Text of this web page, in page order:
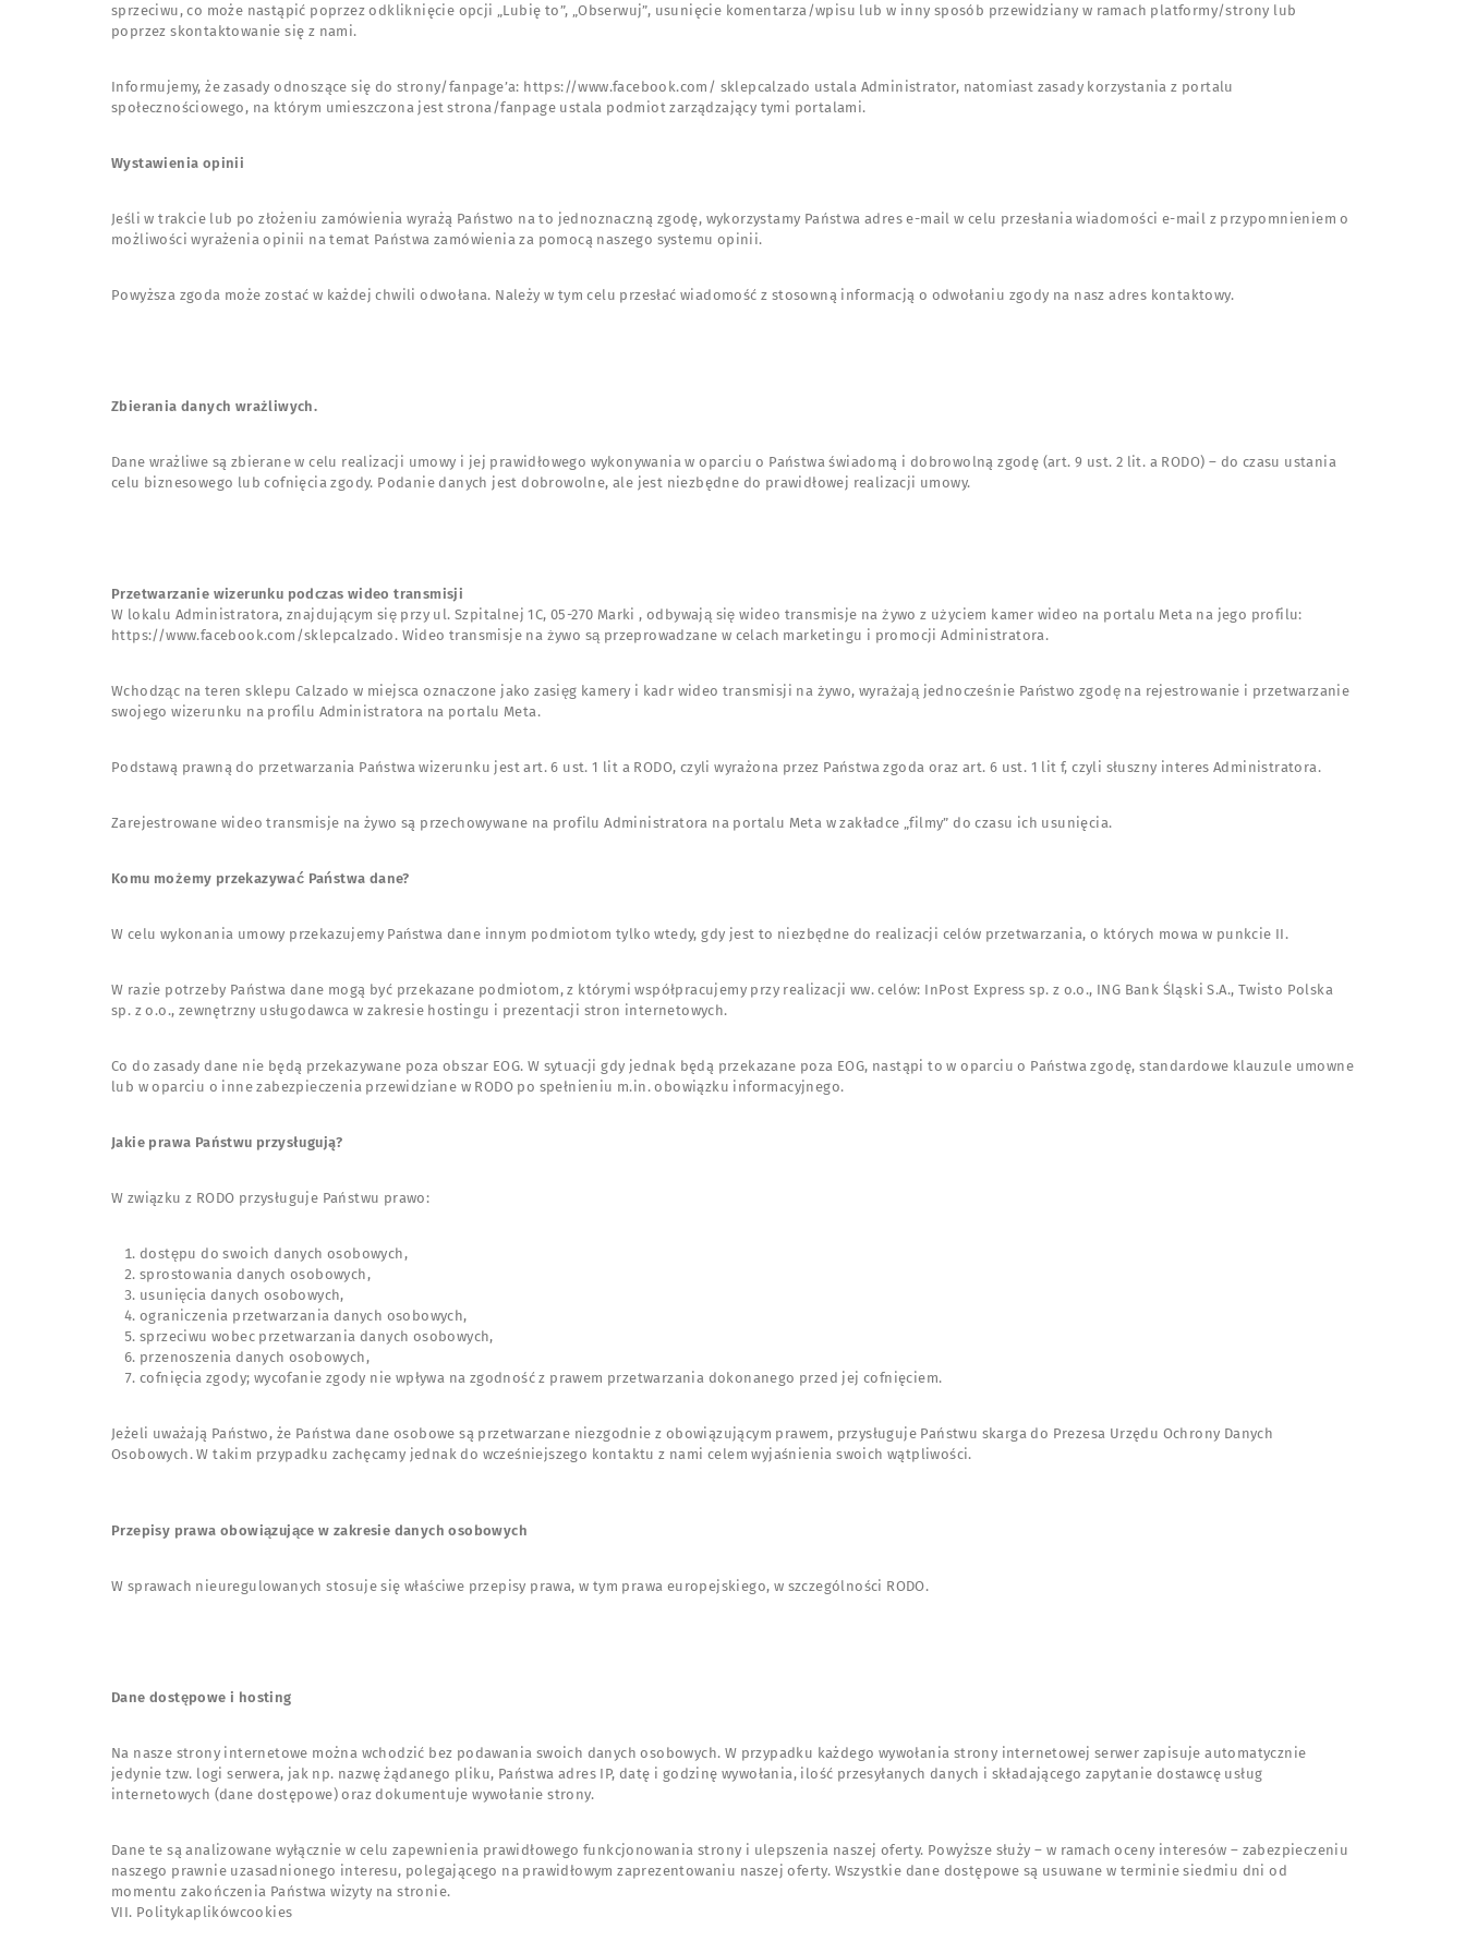
sprzeciwu, co może nastąpić poprzez odkliknięcie opcji „Lubię to”, „Obserwuj”, usunięcie komentarza/wpisu lub w inny sposób przewidziany w ramach platformy/strony lub
poprzez skontaktowanie się z nami.
Informujemy, że zasady odnoszące się do strony/fanpage’a: https://www.facebook.com/ sklepcalzado ustala Administrator, natomiast zasady korzystania z portalu
społecznościowego, na którym umieszczona jest strona/fanpage ustala podmiot zarządzający tymi portalami.
Wystawienia opinii
Jeśli w trakcie lub po złożeniu zamówienia wyrażą Państwo na to jednoznaczną zgodę, wykorzystamy Państwa adres e-mail w celu przesłania wiadomości e-mail z przypomnieniem o
możliwości wyrażenia opinii na temat Państwa zamówienia za pomocą naszego systemu opinii.
Powyższa zgoda może zostać w każdej chwili odwołana. Należy w tym celu przesłać wiadomość z stosowną informacją o odwołaniu zgody na nasz adres kontaktowy.
Zbierania danych wrażliwych.
Dane wrażliwe są zbierane w celu realizacji umowy i jej prawidłowego wykonywania w oparciu o Państwa świadomą i dobrowolną zgodę (art. 9 ust. 2 lit. a RODO) – do czasu ustania
celu biznesowego lub cofnięcia zgody. Podanie danych jest dobrowolne, ale jest niezbędne do prawidłowej realizacji umowy.
Przetwarzanie wizerunku podczas wideo transmisji
W lokalu Administratora, znajdującym się przy ul. Szpitalnej 1C, 05-270 Marki , odbywają się wideo transmisje na żywo z użyciem kamer wideo na portalu Meta na jego profilu:
https://www.facebook.com/sklepcalzado. Wideo transmisje na żywo są przeprowadzane w celach marketingu i promocji Administratora.
Wchodząc na teren sklepu Calzado w miejsca oznaczone jako zasięg kamery i kadr wideo transmisji na żywo, wyrażają jednocześnie Państwo zgodę na rejestrowanie i przetwarzanie
swojego wizerunku na profilu Administratora na portalu Meta.
Podstawą prawną do przetwarzania Państwa wizerunku jest art. 6 ust. 1 lit a RODO, czyli wyrażona przez Państwa zgoda oraz art. 6 ust. 1 lit f, czyli słuszny interes Administratora.
Zarejestrowane wideo transmisje na żywo są przechowywane na profilu Administratora na portalu Meta w zakładce „filmy” do czasu ich usunięcia.
Komu możemy przekazywać Państwa dane?
W celu wykonania umowy przekazujemy Państwa dane innym podmiotom tylko wtedy, gdy jest to niezbędne do realizacji celów przetwarzania, o których mowa w punkcie II.
W razie potrzeby Państwa dane mogą być przekazane podmiotom, z którymi współpracujemy przy realizacji ww. celów: InPost Express sp. z o.o., ING Bank Śląski S.A., Twisto Polska
sp. z o.o., zewnętrzny usługodawca w zakresie hostingu i prezentacji stron internetowych.
Co do zasady dane nie będą przekazywane poza obszar EOG. W sytuacji gdy jednak będą przekazane poza EOG, nastąpi to w oparciu o Państwa zgodę, standardowe klauzule umowne
lub w oparciu o inne zabezpieczenia przewidziane w RODO po spełnieniu m.in. obowiązku informacyjnego.
Jakie prawa Państwu przysługują?
W związku z RODO przysługuje Państwu prawo:
dostępu do swoich danych osobowych,
sprostowania danych osobowych,
usunięcia danych osobowych,
ograniczenia przetwarzania danych osobowych,
sprzeciwu wobec przetwarzania danych osobowych,
przenoszenia danych osobowych,
cofnięcia zgody; wycofanie zgody nie wpływa na zgodność z prawem przetwarzania dokonanego przed jej cofnięciem.
Jeżeli uważają Państwo, że Państwa dane osobowe są przetwarzane niezgodnie z obowiązującym prawem, przysługuje Państwu skarga do Prezesa Urzędu Ochrony Danych
Osobowych. W takim przypadku zachęcamy jednak do wcześniejszego kontaktu z nami celem wyjaśnienia swoich wątpliwości.
Przepisy prawa obowiązujące w zakresie danych osobowych
W sprawach nieuregulowanych stosuje się właściwe przepisy prawa, w tym prawa europejskiego, w szczególności RODO.
Dane dostępowe i hosting
Na nasze strony internetowe można wchodzić bez podawania swoich danych osobowych. W przypadku każdego wywołania strony internetowej serwer zapisuje automatycznie
jedynie tzw. logi serwera, jak np. nazwę żądanego pliku, Państwa adres IP, datę i godzinę wywołania, ilość przesyłanych danych i składającego zapytanie dostawcę usług
internetowych (dane dostępowe) oraz dokumentuje wywołanie strony.
Dane te są analizowane wyłącznie w celu zapewnienia prawidłowego funkcjonowania strony i ulepszenia naszej oferty. Powyższe służy – w ramach oceny interesów – zabezpieczeniu
naszego prawnie uzasadnionego interesu, polegającego na prawidłowym zaprezentowaniu naszej oferty. Wszystkie dane dostępowe są usuwane w terminie siedmiu dni od
momentu zakończenia Państwa wizyty na stronie.
VII. Politykaplikówcookies